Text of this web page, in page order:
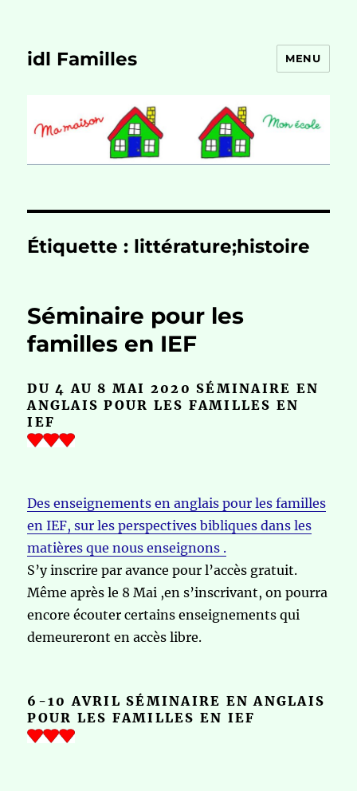
idl Familles MENU
Étiquette : littérature;histoire
Séminaire pour les
familles en IEF
DU 4 AU 8 MAI 2020 SÉMINAIRE EN
ANGLAIS POUR LES FAMILLES EN
IEF
Des enseignements en anglais pour les familles
en IEF, sur les perspectives bibliques dans les
matières que nous enseignons .
S’y inscrire par avance pour l’accès gratuit.
Même après le 8 Mai ,en s’inscrivant, on pourra
encore écouter certains enseignements qui
demeureront en accès libre.
6-10 AVRIL SÉMINAIRE EN ANGLAIS
POUR LES FAMILLES EN IEF